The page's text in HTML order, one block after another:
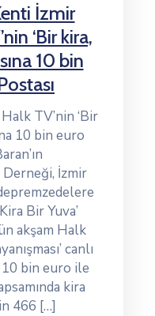
İzmir
‘Bir kira,
10 bin
TV’nin ‘Bir
10 bin euro
İzmir
Bir Yuva’
akşam Halk
canlı
10 bin euro ile
kira
466 […]